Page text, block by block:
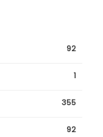
92
1
355
92